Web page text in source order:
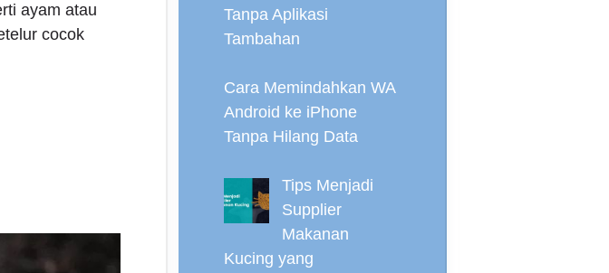
ayam atau
cocok
Tanpa Aplikasi
Tambahan
Cara Memindahkan WA
Android ke iPhone
Tanpa Hilang Data
Tips Menjadi
Supplier
Makanan
Kucing yang